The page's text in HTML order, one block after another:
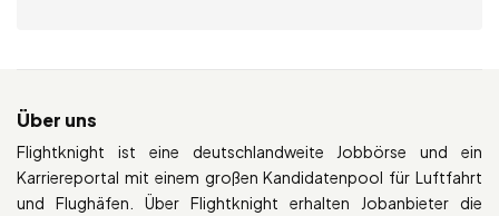
Über uns
Flightknight ist eine deutschlandweite Jobbörse und ein
Karriereportal mit einem großen Kandidatenpool für Luftfahrt
und Flughäfen. Über Flightknight erhalten Jobanbieter die